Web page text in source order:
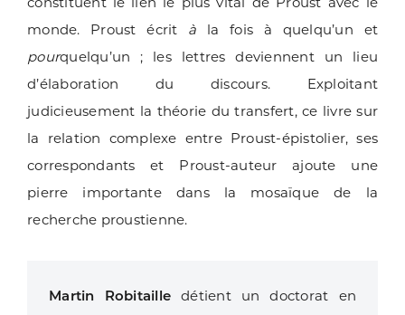
monde. Proust écrit à la fois à quelqu’un et
pourquelqu’un ; les lettres deviennent un lieu
d’élaboration du discours. Exploitant
judicieusement la théorie du transfert, ce livre sur
la relation complexe entre Proust-épistolier, ses
correspondants et Proust-auteur ajoute une
pierre importante dans la mosaïque de la
recherche proustienne.
Martin Robitaille détient un doctorat en